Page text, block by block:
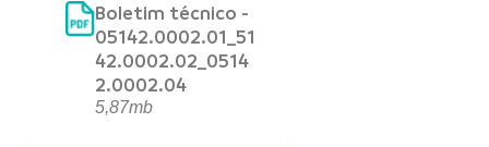
Boletim técnico -
05142.0002.01_51
42.0002.02_0514
2.0002.04
5,87mb